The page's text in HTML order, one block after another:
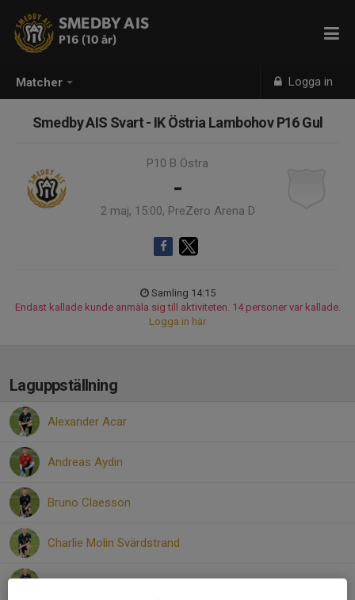
Matcher Logga in
SMEDBY AIS
P16 (10 år)
Smedby AIS Svart - IK Östria Lambohov P16 Gul
P10 B Östra
-
2 maj, 15:00, PreZero Arena D
Samling 14:15
Endast kallade kunde anmäla sig till aktiviteten. 14 personer var kallade.
Logga in här
Laguppställning
Alexander Acar
Andreas Aydin
Bruno Claesson
Charlie Molin Svärdstrand
Folke Sahlén